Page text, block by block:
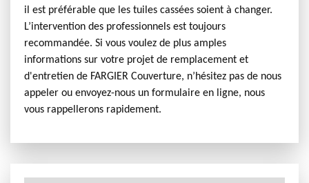
il est préférable que les tuiles cassées soient à changer.
L’intervention des professionnels est toujours
recommandée. Si vous voulez de plus amples
informations sur votre projet de remplacement et
d'entretien de FARGIER Couverture, n’hésitez pas de nous
appeler ou envoyez-nous un formulaire en ligne, nous
vous rappellerons rapidement.